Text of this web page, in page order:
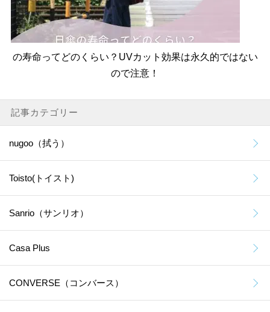
の寿命ってどのくらい？UVカット効果は永久的ではない
ので注意！
記事カテゴリー
nugoo（拭う）
Toisto(トイスト)
Sanrio（サンリオ）
Casa Plus
CONVERSE（コンバース）